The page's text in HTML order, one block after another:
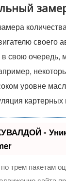
своего
свою очередь,
уровне
картерных
-
трем пакетам